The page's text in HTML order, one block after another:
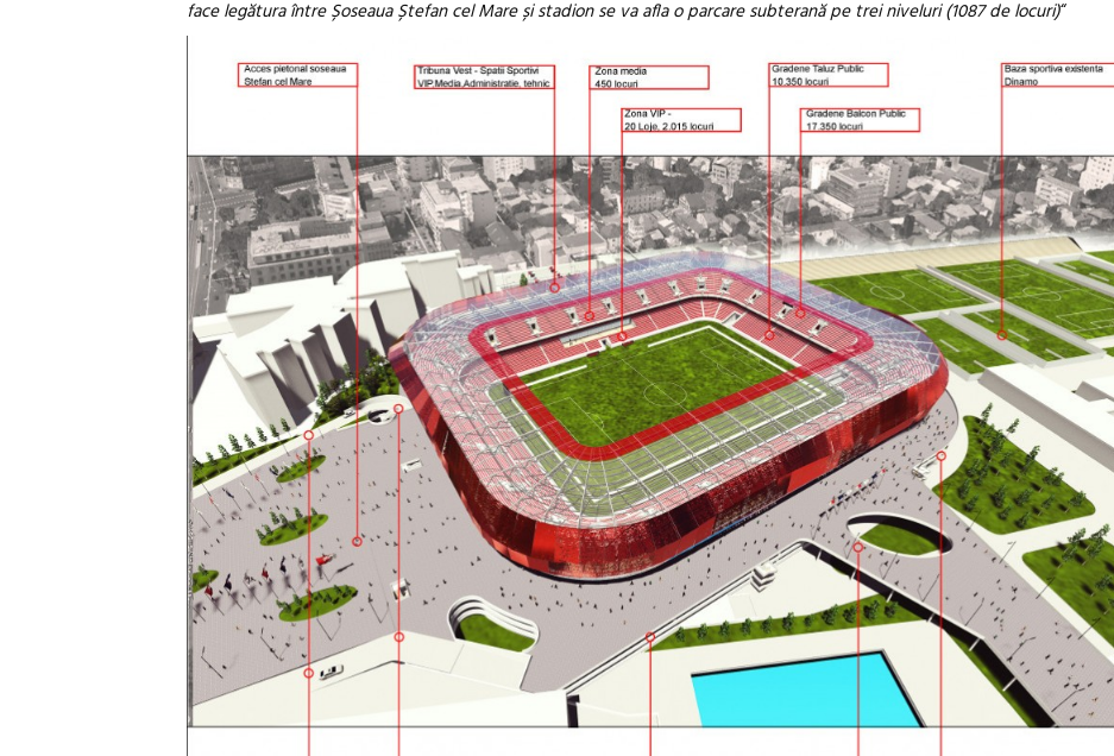
face legătura între Șoseaua Ștefan cel Mare și stadion se va afla o parcare subterană pe trei niveluri (1087 de locuri)“